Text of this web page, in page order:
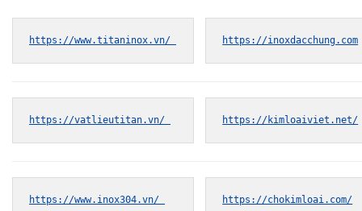
https://www.titaninox.vn/ https://inoxdacchung.com
https://vatlieutitan.vn/ https://kimloaiviet.net/
https://www.inox304.vn/ https://chokimloai.com/